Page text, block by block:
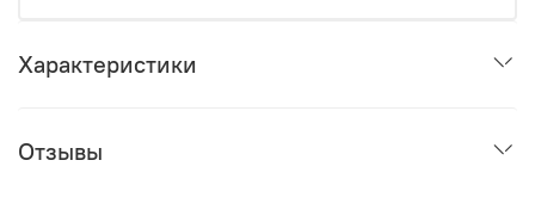
Характеристики
Отзывы